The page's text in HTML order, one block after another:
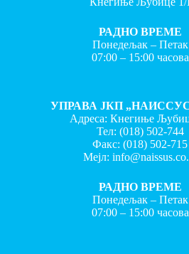
РАДНО ВРЕМЕ
Понедељак – Петак
07:00 – 15:00 часова
УПРАВА ЈКП
Адреса: Кнегиње
Тел: (018) 502-744
Факс:(018) 502-715
Мејл:
РАДНО ВРЕМЕ
Понедељак – Петак
07:00 – 15:00 часова